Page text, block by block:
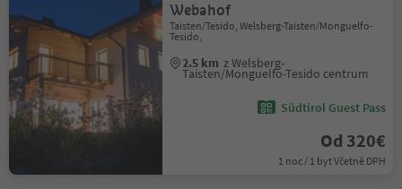
Webahof
Taisten/Tesido, Welsberg-Taisten/Monguelfo-
Tesido,
2.5 km z Welsberg-
Taisten/Monguelfo-Tesido centrum
Südtirol Guest Pass
Od 320€
1 noc / 1 byt Včetně DPH